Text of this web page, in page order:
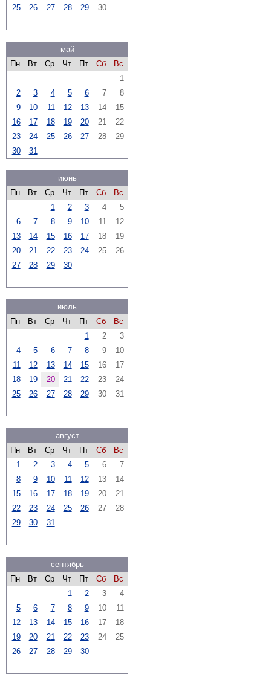
25 26 27 28 29 30
май
Пн
Вт Ср Чт Пт Сб
Вс
1
2
3 4 5 6 7
8
9
10 11 12 13 14
15
16
17 18 19 20 21
22
23
24 25 26 27 28
29
30
31
июнь
Пн
Вт Ср Чт Пт Сб
Вс
1
2 3 4
5
6
7 8 9 10 11
12
13
14 15 16 17 18
19
20
21 22 23 24 25
26
27
28 29 30
июль
Пн
Вт Ср Чт Пт Сб
Вс
1
2
3
4
5 6 7 8 9
10
11
12 13 14 15 16
17
18
19 20 21 22 23
24
25
26 27 28 29 30 31
август
Пн
Вт Ср Чт Пт Сб
Вс
1
2 3 4 5 6
7
8
9 10 11 12 13
14
15
16 17 18 19 20
21
22
23 24 25 26 27
28
29
30 31
сентябрь
Пн
Вт Ср Чт Пт Сб
Вс
1
2 3
4
5
6 7 8 9 10
11
12
13 14 15 16 17
18
19
20 21 22 23 24
25
26
27 28 29 30